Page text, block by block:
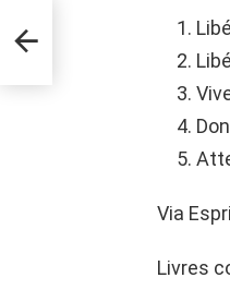
Via
Livres
et